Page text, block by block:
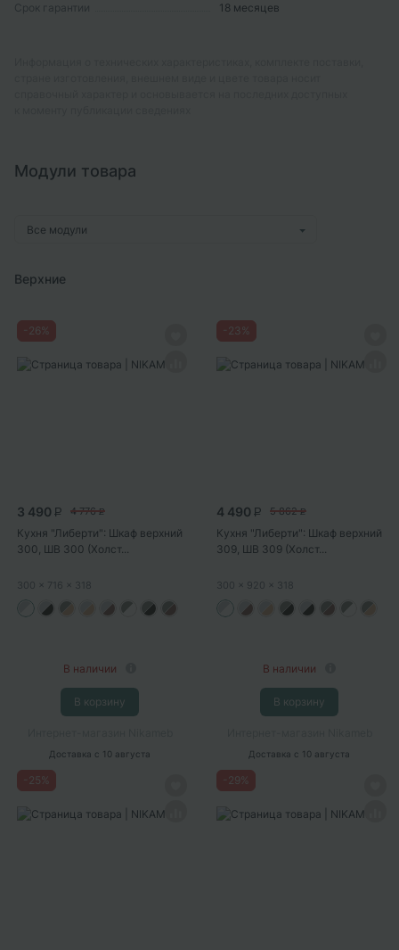
Срок гарантии 18 месяцев
Модули товара
Все модули
Верхние
26%
3 490 P 4 776 P
Кухня "Либерти": Шкаф верхний
300, ШВ 300 (Холст...
300 x 716 x 318
В наличии
В корзину
Доставка с 10 августа
23 %
4 490 P 5 862 P
Кухня "Либерти": Шкаф верхний
309, ШВ 309 (Холст...
300 x 920 x 318
В наличии
В корзину
Доставка с 10 августа
25% 29%